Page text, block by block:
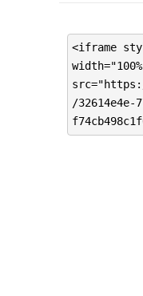
<iframe
/32614e4e-